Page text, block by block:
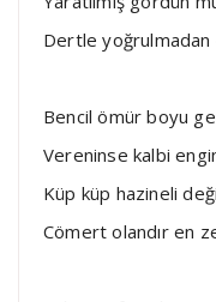
Dertle yoğrulmadan
Bencil ömür boyu
Vereninse kalbi
Küp küp hazineli
Cömert olandır en